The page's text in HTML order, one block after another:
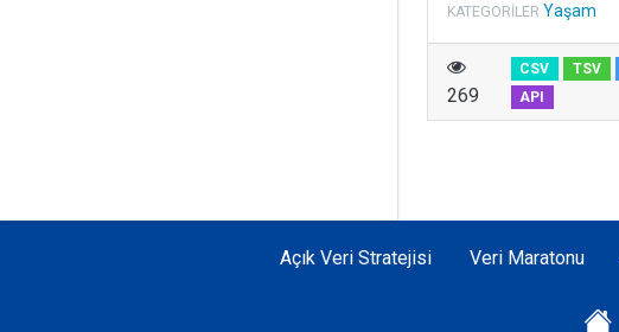
KATEGORILER Yaşam
269
CSV TSV
API
Açık Veri Stratejisi Veri Maratonu